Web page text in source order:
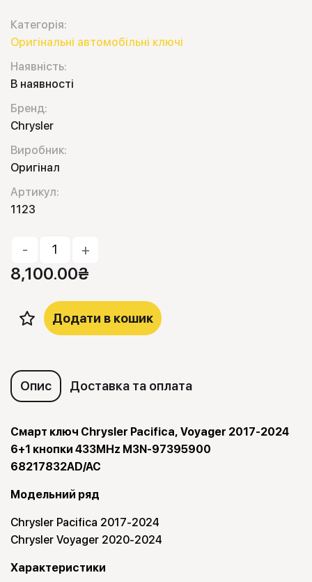
Категорія:
Оригінальні автомобільні ключі
Наявність:
В наявності
Бренд:
Chrysler
Виробник:
Оригінал
Артикул:
1123
- +
8,100.00₴
Додати в кошик
Опис Доставка та оплата
Смарт ключ Chrysler Pacifica, Voyager 2017-2024
6+1 кнопки 433MHz M3N-97395900
68217832AD/AC
Модельний ряд
Chrysler Pacifica 2017-2024
Chrysler Voyager 2020-2024
Характеристики